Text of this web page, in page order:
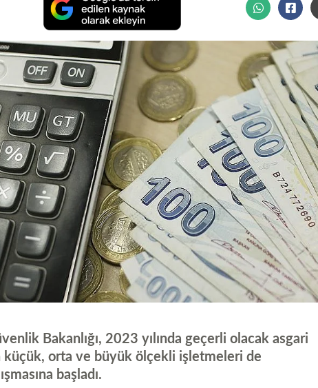
Bakanlığı, 2023 yılında geçerli olacak asgari
orta ve büyük ölçekli işletmeleri de
başladı.